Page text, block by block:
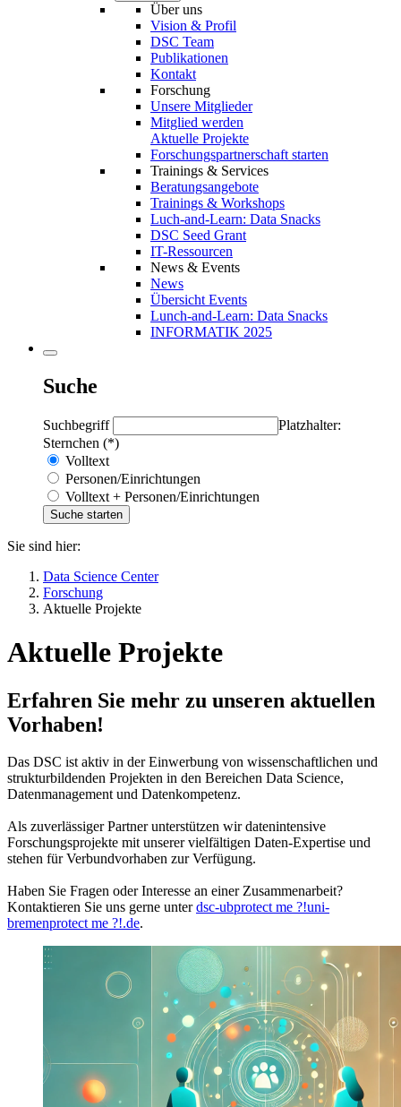
Über uns
Vision & Profil
DSC Team
Publikationen
Kontakt
Forschung
Unsere Mitglieder
Mitglied werden
Aktuelle Projekte
Forschungspartnerschaft starten
Trainings & Services
Beratungsangebote
Trainings & Workshops
Luch-and-Learn: Data Snacks
DSC Seed Grant
IT-Ressourcen
News & Events
News
Übersicht Events
Lunch-and-Learn: Data Snacks
INFORMATIK 2025
Suche
Suchbegriff
Platzhalter:
Sternchen (*)
Volltext
Personen/Einrichtungen
Volltext + Personen/Einrichtungen
Sie sind hier:
Data Science Center
Forschung
Aktuelle Projekte
Aktuelle Projekte
Erfahren Sie mehr zu unseren aktuellen
Vorhaben!
Das DSC ist aktiv in der Einwerbung von wissenschaftlichen und
strukturbildenden Projekten in den Bereichen Data Science,
Datenmanagement und Datenkompetenz.
Als zuverlässiger Partner unterstützen wir datenintensive
Forschungsprojekte mit unserer vielfältigen Daten-Expertise und
stehen für Verbundvorhaben zur Verfügung.
Haben Sie Fragen oder Interesse an einer Zusammenarbeit?
Kontaktieren Sie uns gerne unterdsc-ubprotect me ?!uni-
bremenprotect me ?!.de.